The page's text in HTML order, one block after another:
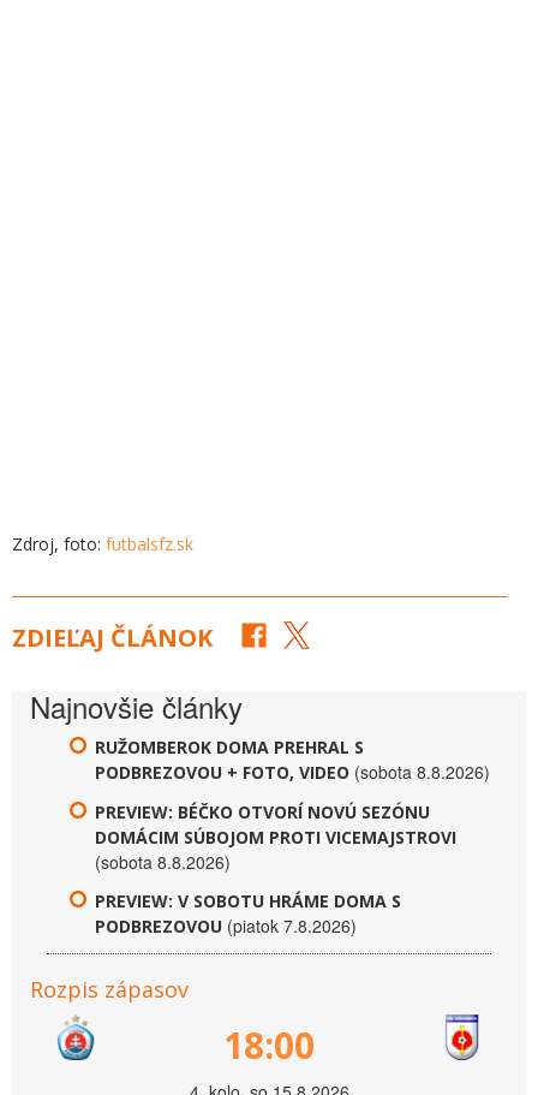
Zdroj, foto: futbalsfz.sk
ZDIEĽAJ ČLÁNOK
Najnovšie články
RUŽOMBEROK DOMA PREHRAL S
PODBREZOVOU + FOTO, VIDEO (sobota 8.8.2026)
PREVIEW: BÉČKO OTVORÍ NOVÚ SEZÓNU
DOMÁCIM SÚBOJOM PROTI VICEMAJSTROVI
(sobota 8.8.2026)
PREVIEW: V SOBOTU HRÁME DOMA S
PODBREZOVOU (piatok 7.8.2026)
Rozpis zápasov
18:00